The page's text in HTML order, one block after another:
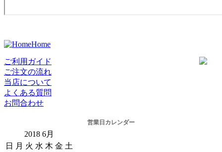
Home
ご利用ガイド
ご注文の流れ
当店について
よくある質問
お問合わせ
営業日カレンダー
2018 6月
日
月 火 水 木 金 土